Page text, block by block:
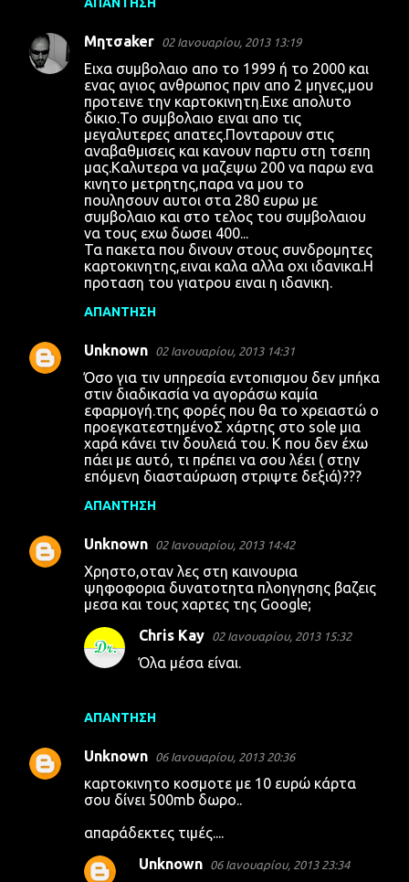
ΑΠΆΝΤΗΣΗ
Μητσaker 02 Ιανουαρίου, 2013 13:19
Ειχα συμβολαιο απο το 1999 ή το 2000 και
ενας αγιος ανθρωπος πριν απο 2 μηνες,μου
προτεινε την καρτοκινητη.Ειχε απολυτο
δικιο.Το συμβολαιο ειναι απο τις
μεγαλυτερες απατες.Πονταρουν στις
αναβαθμισεις και κανουν παρτυ στη τσεπη
μας.Καλυτερα να μαζεψω 200 να παρω ενα
κινητο μετρητης,παρα να μου το
πουλησουν αυτοι στα 280 ευρω με
συμβολαιο και στο τελος του συμβολαιου
να τους εχω δωσει 400...
Τα πακετα που δινουν στους συνδρομητες
καρτοκινητης,ειναι καλα αλλα οχι ιδανικα.Η
προταση του γιατρου ειναι η ιδανικη.
ΑΠΆΝΤΗΣΗ
Unknown 02 Ιανουαρίου, 2013 14:31
Όσο για τιν υπηρεσία εντοπισμου δεν μπήκα
στιν διαδικασία να αγοράσω καμία
εφαρμογή.της φορές που θα το χρειαστώ ο
προεγκατεστημένοΣ χάρτης στο sole μια
χαρά κάνει τιν δουλειά του. Κ που δεν έχω
πάει με αυτό, τι πρέπει να σου λέει ( στην
επόμενη διασταύρωση στριψτε δεξιά)???
ΑΠΆΝΤΗΣΗ
Unknown 02 Ιανουαρίου, 2013 14:42
Χρηστο,οταν λες στη καινουρια
ψηφοφορια δυνατοτητα πλοηγησης βαζεις
μεσα και τους χαρτες της Google;
ΑΠΆΝΤΗΣΗ
Chris Kay 02 Ιανουαρίου, 2013 15:32
Όλα μέσα είναι.
Unknown 06 Ιανουαρίου, 2013 20:36
καρτοκινητο κοσμοτε με 10 ευρώ κάρτα
σου δίνει 500mb δωρο..
απαράδεκτες τιμές....
Unknown 06 Ιανουαρίου, 2013 23:34